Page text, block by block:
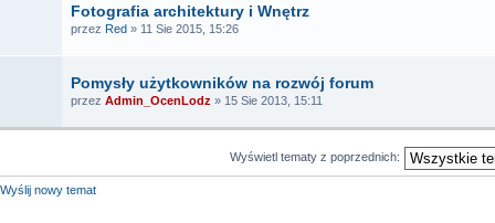
Fotografia architektury i Wnętrz
przez Red » 11 Sie 2015, 15:26
Pomysły użytkowników na rozwój forum
przez Admin_OcenLodz » 15 Sie 2013, 15:11
Wyświetl tematy z poprzednich:
Wyślij nowy temat